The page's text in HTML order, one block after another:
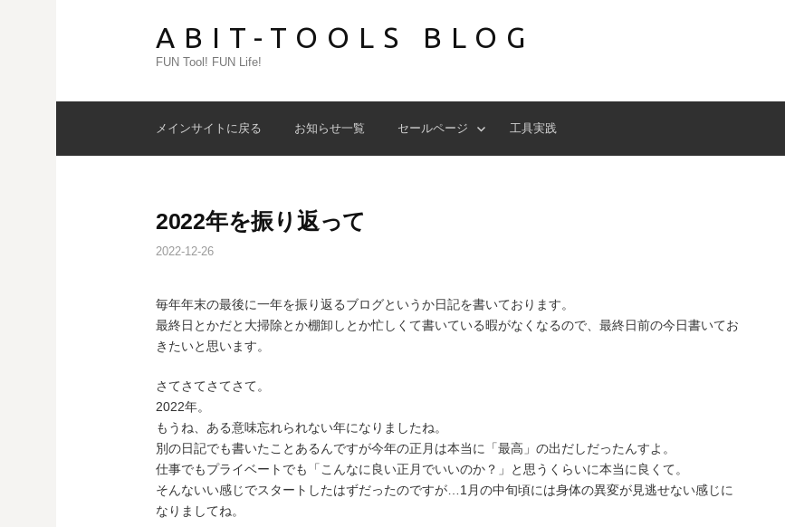
キ
ABIT-TOOLS BLOG
FUN Tool! FUN Life!
メインサイトに戻る お知らせ一覧 セールページ 工具実践
2022年を振り返って
2022-12-26
毎年年末の最後に一年を振り返るブログというか日記を書いております。
最終日とかだと大掃除とか棚卸しとか忙しくて書いている暇がなくなるので、最終日前の今日書いてお
きたいと思います。
さてさてさてさて。
2022年。
もうね、ある意味忘れられない年になりましたね。
別の日記でも書いたことあるんですが今年の正月は本当に「最高」の出だしだったんすよ。
仕事でもプライベートでも「こんなに良い正月でいいのか？」と思うくらいに本当に良くて。
そんないい感じでスタートしたはずだったのですが…1月の中旬頃には身体の異変が見逃せない感じに
なりましてね。